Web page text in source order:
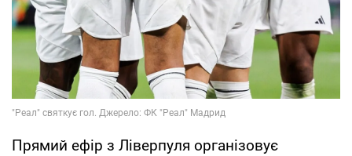
Прямий ефір з Ліверпуля організовує